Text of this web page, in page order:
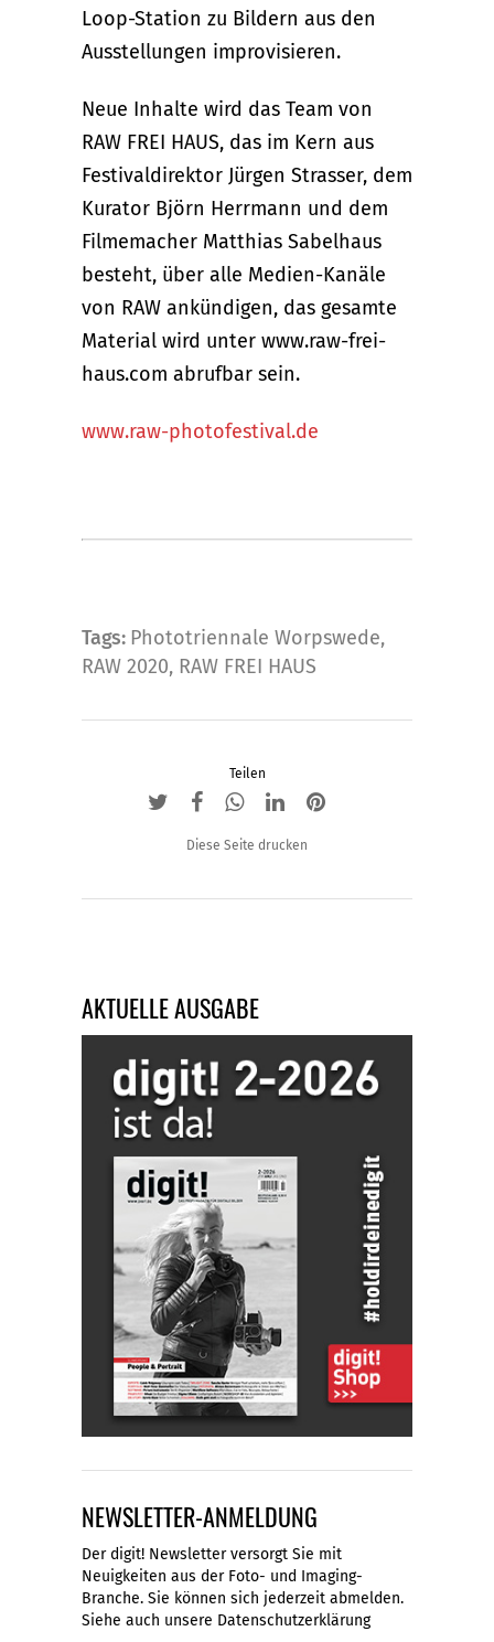
Loop-Station zu Bildern aus den
Ausstellungen improvisieren.
Neue Inhalte wird das Team von
RAW FREI HAUS, das im Kern aus
Festivaldirektor Jürgen Strasser, dem
Kurator Björn Herrmann und dem
Filmemacher Matthias Sabelhaus
besteht, über alle Medien-Kanäle
von RAW ankündigen, das gesamte
Material wird unter www.raw-frei-
haus.com abrufbar sein.
www.raw-photofestival.de
Tags: Phototriennale Worpswede,
RAW 2020, RAW FREI HAUS
Teilen
Diese Seite drucken
AKTUELLE AUSGABE
NEWSLETTER-ANMELDUNG
Der digit! Newsletter versorgt Sie mit
Neuigkeiten aus der Foto- und Imaging-
Branche. Sie können sich jederzeit abmelden.
Siehe auch unsere Datenschutzerklärung